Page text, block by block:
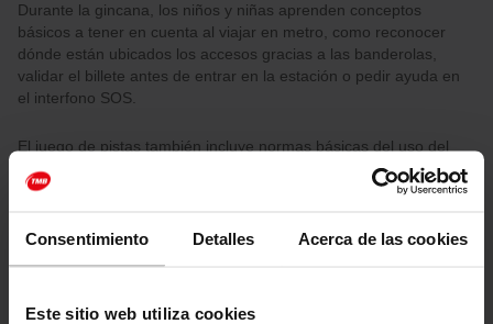
Consentimiento Detalles Acerca de las cookies
Este sitio web utiliza cookies
Durante la gincana, los niños y niñas aprenden conceptos
básicos a tener en cuenta al viajar en metro, como reconocer
dónde están ubicados los accesos gracias a las banderolas,
validar el billete antes de entrar en la estación o pedir ayuda en
el interfono SOS.
El juego de pistas también incluye normas básicas del uso del
transporte público, como ceder el asiento a quien lo necesite,
nunca bajar a las vías, o reconocer elementos en la misma